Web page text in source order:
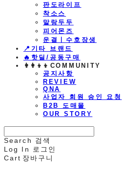
판도라이프
착소스
말랑두두
피어몬즈
운결ㅣ수호장생
📍기타 브랜드
🔥핫딜/공동구매
👩‍👩‍👦‍👦COMMUNITY
공지사항
REVIEW
QNA
사업자 회원 승인 요청
B2B 도매몰
OUR STORY
Search
검색
Log In
로그인
Cart 장바구니